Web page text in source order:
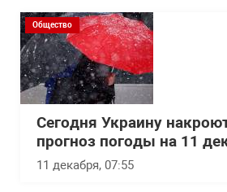
Общество
Сегодня Украину
прогноз погоды на 11
11 декабря, 07:55